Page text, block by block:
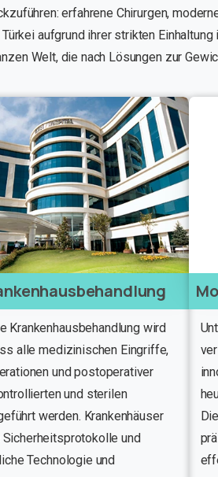
erfahrene Chirurgen,
aufgrund ihrer strikten
Welt, die nach Lösungen zur
Krankenhausbehandlung wird
alle medizinischen Eingriffe,
und postoperativer
und sterilen
werden. Krankenhäuser
und
Technologie und